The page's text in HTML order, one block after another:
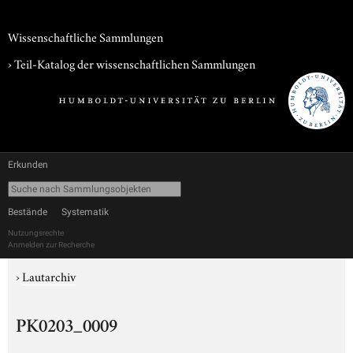
Wissenschaftliche Sammlungen
› Teil-Katalog der wissenschaftlichen Sammlungen
Erkunden
Bestände Systematik
Nutzungsrechte
Anmelden zur Recherche
›Lautarchiv
PK0203_0009